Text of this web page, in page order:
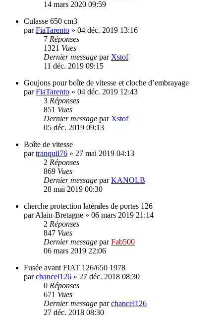
14 mars 2020 09:59
Culasse 650 cm3
parFiaTarento » 04 déc. 2019 13:16
7 Réponses
1321 Vues
Dernier message par Xstof
11 déc. 2019 09:15
Goujons pour boîte de vitesse et cloche d’embrayage
parFiaTarento » 04 déc. 2019 12:43
3 Réponses
851 Vues
Dernier message par Xstof
05 déc. 2019 09:13
Boîte de vitesse
partranquil76 » 27 mai 2019 04:13
2 Réponses
869 Vues
Dernier message parKANOLB
28 mai 2019 00:30
cherche protection latérales de portes 126
parAlain-Bretagne » 06 mars 2019 21:14
2 Réponses
847 Vues
Dernier message parFab500
06 mars 2019 22:06
Fusée avant FIAT 126/650 1978
parchancel126 » 27 déc. 2018 08:30
0 Réponses
671 Vues
Dernier message parchancel126
27 déc. 2018 08:30